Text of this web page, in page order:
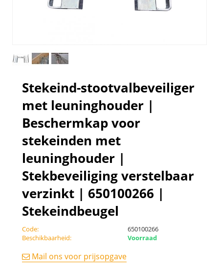
Stekeind-stootvalbeveiliger
met leuninghouder |
Beschermkap voor
stekeinden met
leuninghouder |
Stekbeveiliging verstelbaar
verzinkt | 650100266 |
Stekeindbeugel
Code:
650100266
Beschikbaarheid:
Voorraad
Mail ons voor prijsopgave